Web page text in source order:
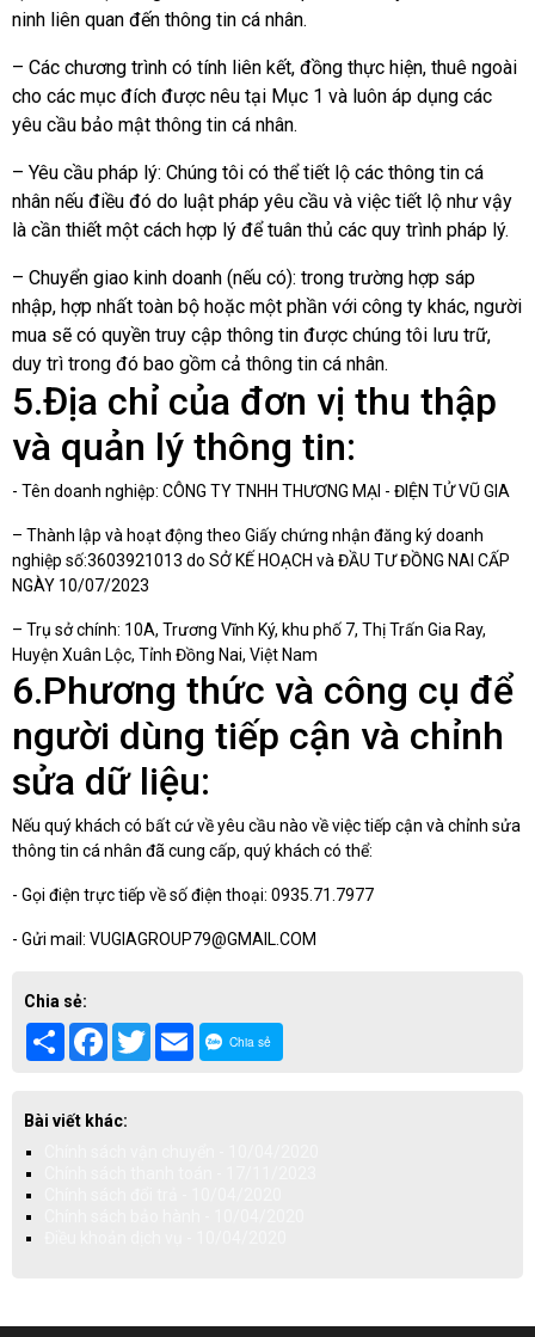
ninh liên quan đến thông tin cá nhân.
– Các chương trình có tính liên kết, đồng thực hiện, thuê ngoài
cho các mục đích được nêu tại Mục 1 và luôn áp dụng các
yêu cầu bảo mật thông tin cá nhân.
– Yêu cầu pháp lý: Chúng tôi có thể tiết lộ các thông tin cá
nhân nếu điều đó do luật pháp yêu cầu và việc tiết lộ như vậy
là cần thiết một cách hợp lý để tuân thủ các quy trình pháp lý.
– Chuyển giao kinh doanh (nếu có): trong trường hợp sáp
nhập, hợp nhất toàn bộ hoặc một phần với công ty khác, người
mua sẽ có quyền truy cập thông tin được chúng tôi lưu trữ,
duy trì trong đó bao gồm cả thông tin cá nhân.
5.Địa chỉ của đơn vị thu thập
và quản lý thông tin:
- Tên doanh nghiệp: CÔNG TY TNHH THƯƠNG MẠI - ĐIỆN TỬ VŨ GIA
– Thành lập và hoạt động theo Giấy chứng nhận đăng ký doanh
nghiệp số:3603921013 do SỞ KẾ HOẠCH và ĐẦU TƯ ĐỒNG NAI CẤP
NGÀY 10/07/2023
– Trụ sở chính: 10A, Trương Vĩnh Ký, khu phố 7, Thị Trấn Gia Ray,
Huyện Xuân Lộc, Tỉnh Đồng Nai, Việt Nam
6.Phương thức và công cụ để
người dùng tiếp cận và chỉnh
sửa dữ liệu:
Nếu quý khách có bất cứ về yêu cầu nào về việc tiếp cận và chỉnh sửa
thông tin cá nhân đã cung cấp, quý khách có thể:
- Gọi điện trực tiếp về số điện thoại: 0935.71.7977
- Gửi mail: VUGIAGROUP79@GMAIL.COM
Chia sẻ:
Share FacebookTwitterEmail Chia sẻ
Bài viết khác: